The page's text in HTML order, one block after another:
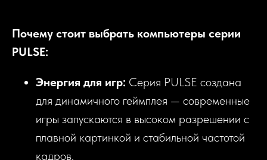
Почему стоит выбрать компьютеры серии
PULSE:
Энергия для игр: Серия PULSE создана
для динамичного геймплея — современные
игры запускаются в высоком разрешении с
плавной картинкой и стабильной частотой
кадров.